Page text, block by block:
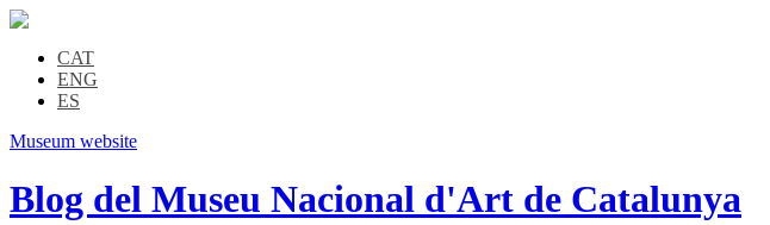
CAT
ENG
ES
Museum website
Blog del Museu Nacional d'Art de Catalunya